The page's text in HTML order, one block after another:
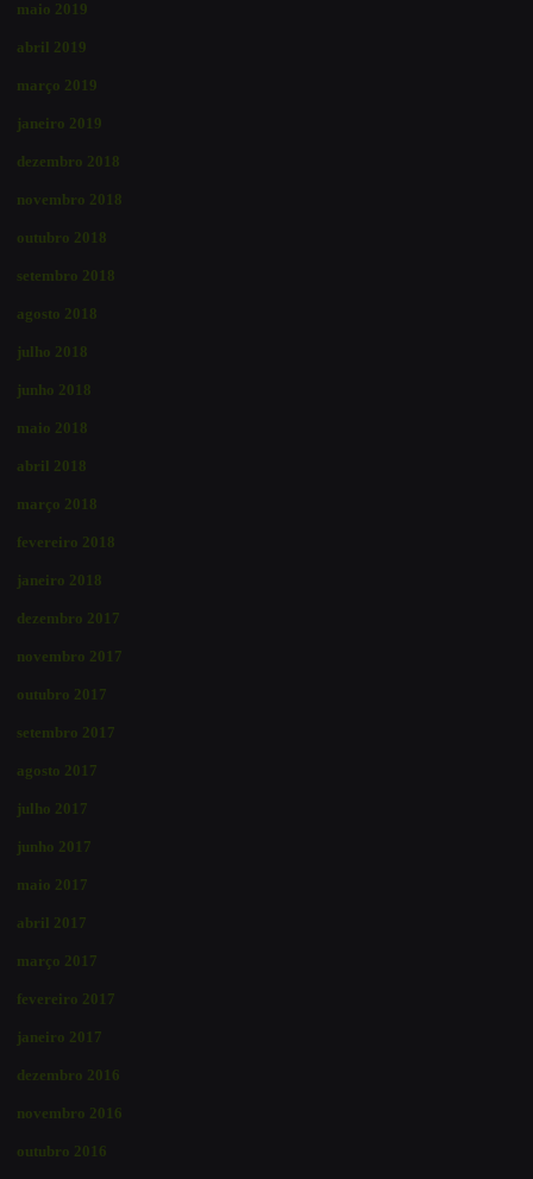
maio 2019
abril 2019
março 2019
janeiro 2019
dezembro 2018
novembro 2018
outubro 2018
setembro 2018
agosto 2018
julho 2018
junho 2018
maio 2018
abril 2018
março 2018
fevereiro 2018
janeiro 2018
dezembro 2017
novembro 2017
outubro 2017
setembro 2017
agosto 2017
julho 2017
junho 2017
maio 2017
abril 2017
março 2017
fevereiro 2017
janeiro 2017
dezembro 2016
novembro 2016
outubro 2016